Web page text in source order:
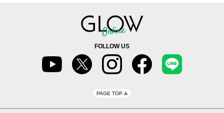
FOLLOW US
PAGE TOP